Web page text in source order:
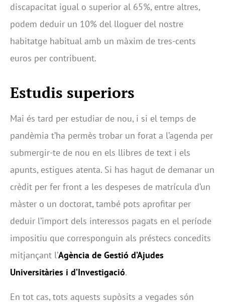
discapacitat igual o superior al 65%, entre altres,
podem deduir un 10% del lloguer del nostre
habitatge habitual amb un màxim de tres-cents
euros per contribuent.
Estudis superiors
Mai és tard per estudiar de nou, i si el temps de
pandèmia t’ha permès trobar un forat a l’agenda per
submergir-te de nou en els llibres de text i els
apunts, estigues atenta. Si has hagut de demanar un
crèdit per fer front a les despeses de matrícula d’un
màster o un doctorat, també pots aprofitar per
deduir l’import dels interessos pagats en el període
impositiu que corresponguin als préstecs concedits
mitjançant l’Agència de Gestió d’Ajudes
Universitàries i d’Investigació.
En tot cas, tots aquests supòsits a vegades són